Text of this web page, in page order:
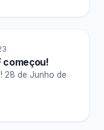
começou!
28 de Junho de